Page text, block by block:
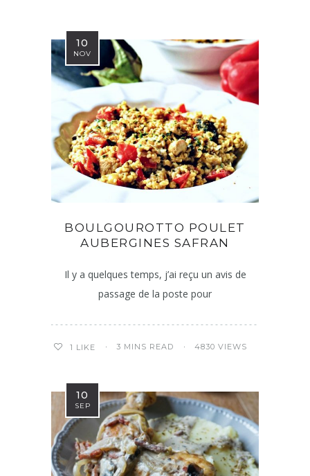
10
NOV
BOULGOUROTTO POULET
AUBERGINES SAFRAN
Il y a quelques temps, j’ai reçu un avis de
passage de la poste pour
1 LIKE 3 MINS READ 4830 VIEWS
10
SEP